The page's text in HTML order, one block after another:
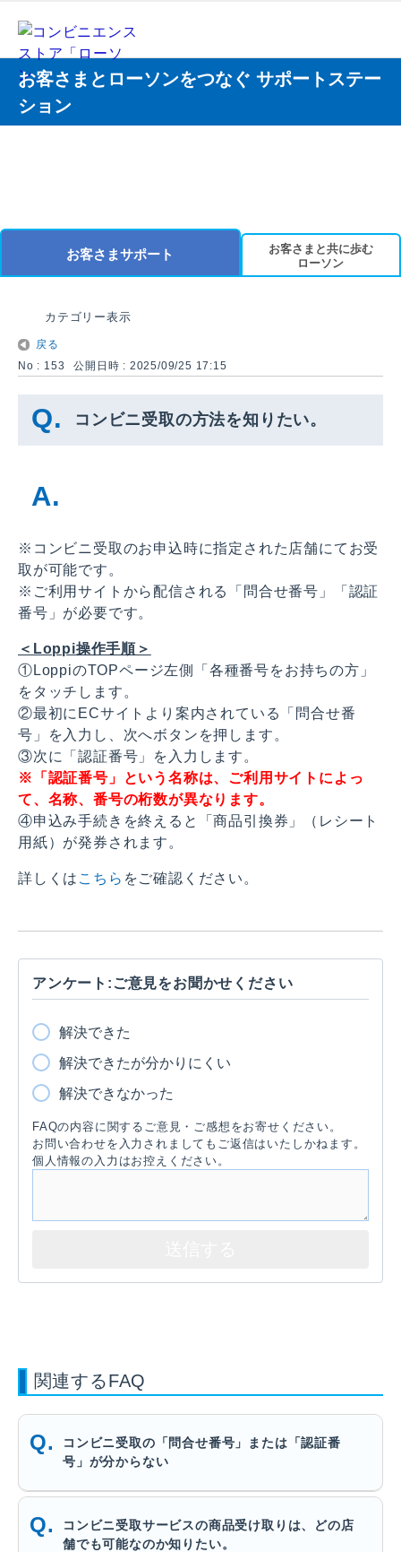
お客さまとローソンをつなぐ サポートステー
ション
お客さまサポート
お客さまと共に歩む
ローソン
カテゴリー表示
戻る
No : 153
公開日時 : 2025/09/25 17:15
コンビニ受取の方法を知りたい。
※コンビニ受取のお申込時に指定された店舗にてお受
取が可能です。
※ご利用サイトから配信される「問合せ番号」「認証
番号」が必要です。
＜Loppi操作手順＞
①LoppiのTOPページ左側「各種番号をお持ちの方」
をタッチします。
②最初にECサイトより案内されている「問合せ番
号」を入力し、次へボタンを押します。
③次に「認証番号」を入力します。
※「認証番号」という名称は、ご利用サイトによっ
て、名称、番号の桁数が異なります。
④申込み手続きを終えると「商品引換券」（レシート
用紙）が発券されます。
詳しくは こちら をご確認ください。
アンケート:ご意見をお聞かせください
解決できた
解決できたが分かりにくい
解決できなかった
FAQの内容に関するご意見・ご感想をお寄せください。
お問い合わせを入力されましてもご返信はいたしかねます。
個人情報の入力はお控えください。
関連するFAQ
コンビニ受取の「問合せ番号」または「認証番
号」が分からない
コンビニ受取サービスの商品受け取りは、どの店
舗でも可能なのか知りたい。